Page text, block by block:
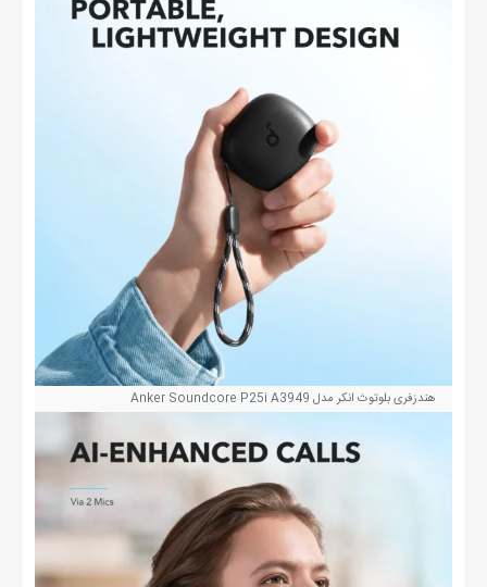
هندزفری بلوتوث انکر مدل Anker Soundcore P25i A3949